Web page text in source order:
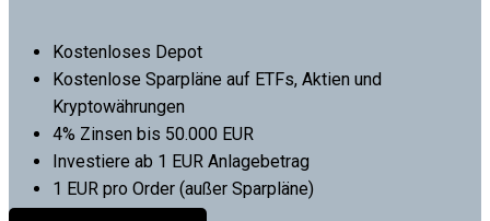
Kostenloses Depot
Kostenlose Sparpläne auf ETFs, Aktien und
Kryptowährungen
4% Zinsen bis 50.000 EUR
Investiere ab 1 EUR Anlagebetrag
1 EUR pro Order (außer Sparpläne)